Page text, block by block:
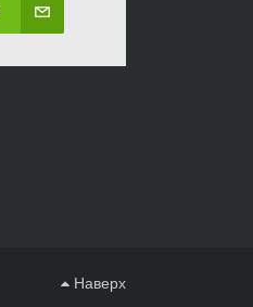
Наверх